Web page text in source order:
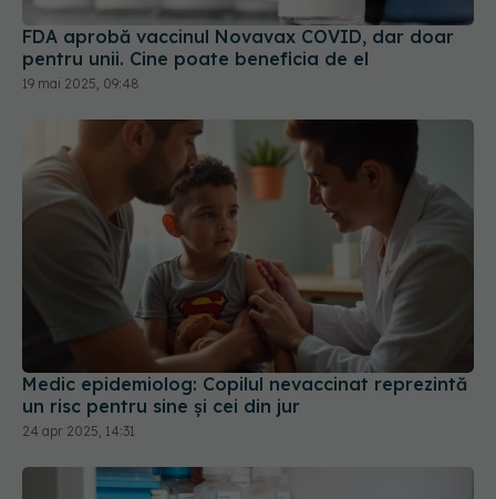
FDA aprobă vaccinul Novavax COVID, dar doar
pentru unii. Cine poate beneficia de el
19 mai 2025, 09:48
Medic epidemiolog: Copilul nevaccinat reprezintă
un risc pentru sine şi cei din jur
24 apr 2025, 14:31